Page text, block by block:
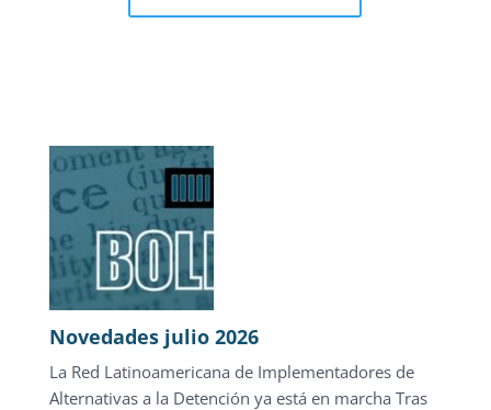
Novedades julio 2026
La Red Latinoamericana de Implementadores de
Alternativas a la Detención ya está en marcha Tras